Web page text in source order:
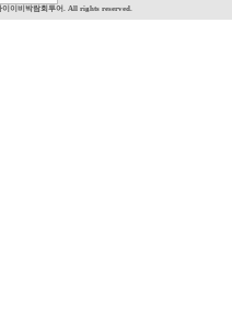
이비박람회투어. All rights reserved.